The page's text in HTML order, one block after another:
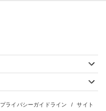
プライバシーガイドライン
サイト